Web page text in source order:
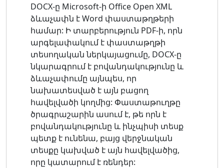
DOCX-ը Microsoft-ի Office Open XML
ձևաչափն է Word փաստաթղթերի
համար: Ի տարբերություն PDF-ի, որն
արգելափակում է փաստաթղթի
տեսողական ներկայացումը, DOCX-ը
նկարագրում է բովանդակությունը և
ձևաչափումը այնպես, որ
նախատեսված է այն բացող
հավելվածի կողմից: Փաստաթուղթը
ծրագրաշարին ասում է, թե որն է
բովանդակությունը և ինչպիսի տեսք
պետք է ունենա, բայց վերջնական
տեսքը կախված է այն հավելվածից,
որը կատարում է ռենդեր: